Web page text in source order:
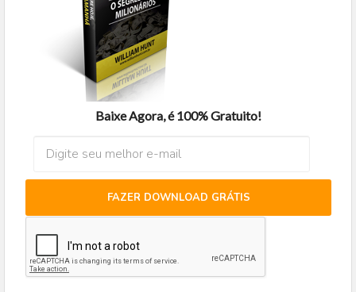
Baixe Agora, é 100% Gratuito!
FAZER DOWNLOAD GRÁTIS